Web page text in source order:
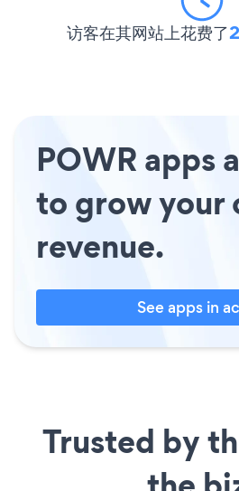
访客在其网站上花费了
POWR apps
to grow your
revenue.
See apps in
Trusted by